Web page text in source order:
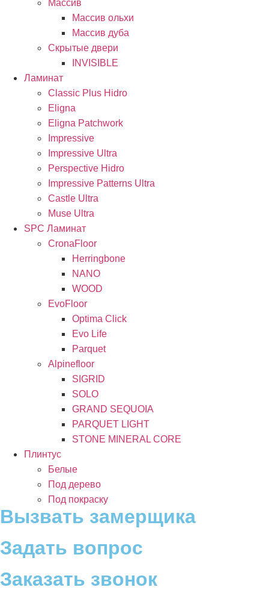
Массив
Массив ольхи
Массив дуба
Скрытые двери
INVISIBLE
Ламинат
Classic Plus Hidro
Eligna
Eligna Patchwork
Impressive
Impressive Ultra
Perspective Hidro
Impressive Patterns Ultra
Castle Ultra
Muse Ultra
SPC Ламинат
CronaFloor
Herringbone
NANO
WOOD
EvoFloor
Optima Click
Evo Life
Parquet
Alpinefloor
SIGRID
SOLO
GRAND SEQUOIA
PARQUET LIGHT
STONE MINERAL CORE
Плинтус
Белые
Под дерево
Под покраску
Вызвать замерщика
Задать вопрос
Заказать звонок